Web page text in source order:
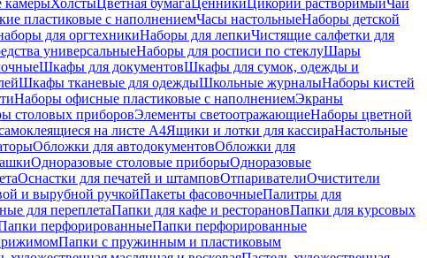
камерыХолстыЦветная бумагаЦенникиЦикорий растворимыйЧай
пластиковые с наполнениемЧасы настольныеНаборы детской
для оргтехникиНаборы для лепкиЧистящие салфетки для
универсальныеНаборы для росписи по стеклуШары
Шкафы для документовШкафы для сумок, одежды и
Шкафы тканевые для одеждыШкольные журналыНаборы кистей
Наборы офисные пластиковые с наполнениемЭкраны
столовых приборовЭлементы светоотражающиеНаборы цветной
на листе А4Ящики и лотки для кассираНастольные
Обложки для автодокументовОбложки для
Одноразовые столовые приборыОдноразовые
Оснастки для печатей и штамповОтпаривателиОчистители
и вырубной ручкойПакеты фасовочныеПалитры для
для переплетаПапки для кафе и ресторановПапки для курсовых
перфорированныеПапки перфорированные
Папки с пружинным и пластиковым